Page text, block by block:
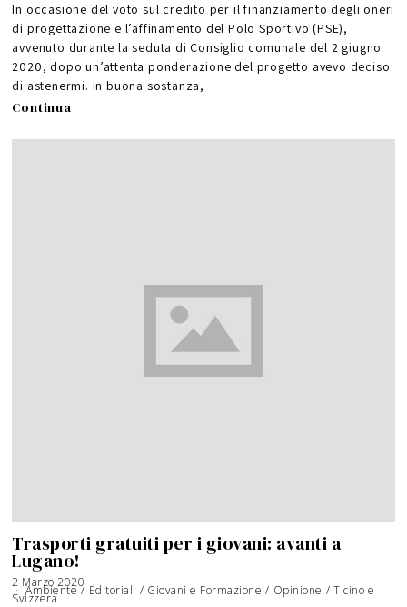
In occasione del voto sul credito per il finanziamento degli oneri
di progettazione e l’affinamento del Polo Sportivo (PSE),
avvenuto durante la seduta di Consiglio comunale del 2 giugno
2020, dopo un’attenta ponderazione del progetto avevo deciso
di astenermi. In buona sostanza,
Continua
Trasporti gratuiti per i giovani: avanti a
Lugano!
2 Marzo 2020
Ambiente / Editoriali / Giovani e Formazione / Opinione / Ticino e
Svizzera